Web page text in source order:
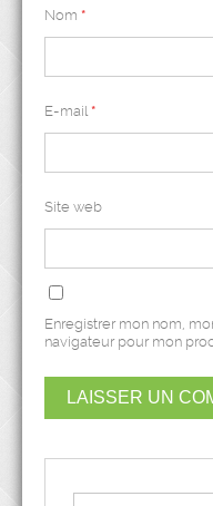
Nom *
E-mail *
Site web
Enregistrer mon nom,
navigateur pour mon